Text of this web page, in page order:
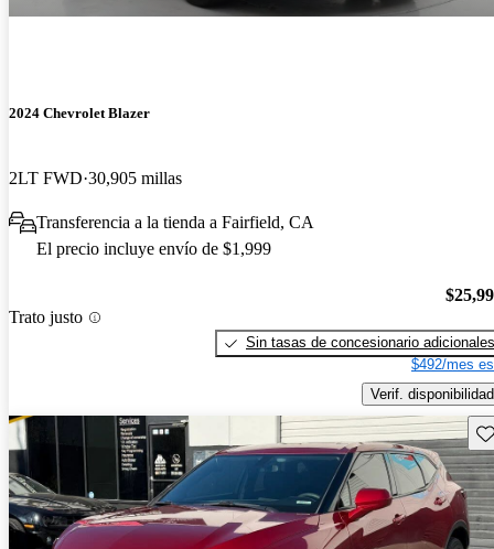
2024 Chevrolet Blazer
2LT FWD 30,905 millas
Transferencia a la tienda a Fairfield, CA
El precio incluye envío de $1,999
Trato justo
Sin tasas de concesionario adicionales
$492/mes
Verif. disponibilidad